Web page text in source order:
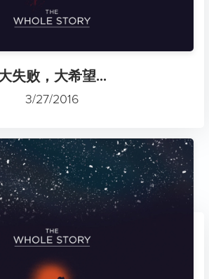
失败，大希望...
3/27/2016